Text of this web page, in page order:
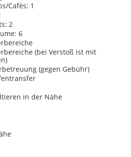
Cafés: 1
2
6
(bei Verstoß ist mit
(gegen Gebühr)
in der Nähe